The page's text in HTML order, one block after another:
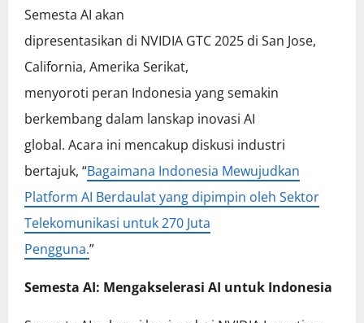
Semesta AI akan
dipresentasikan di NVIDIA GTC 2025 di San Jose,
California, Amerika Serikat,
menyoroti peran Indonesia yang semakin
berkembang dalam lanskap inovasi AI
global. Acara ini mencakup diskusi industri
bertajuk, “Bagaimana Indonesia Mewujudkan
Platform AI Berdaulat yang dipimpin oleh Sektor
Telekomunikasi untuk 270 Juta
Pengguna.”
Semesta AI: Mengakselerasi AI untuk Indonesia